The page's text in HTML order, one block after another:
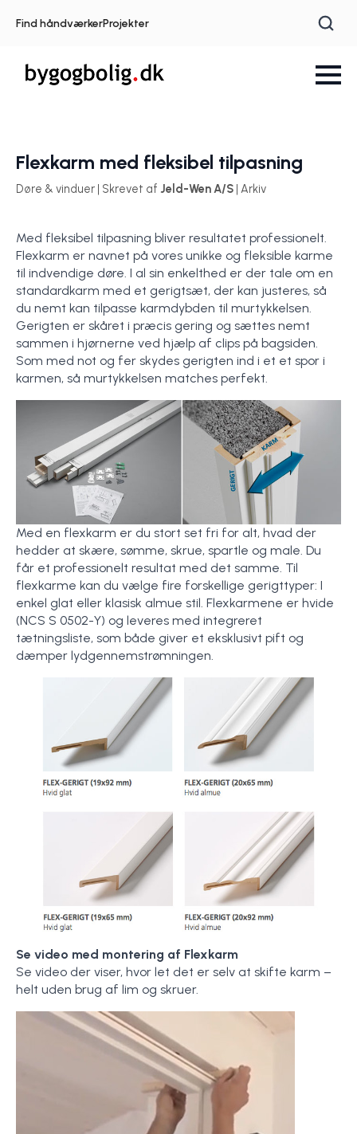
Find håndværkerProjekter
Flexkarm med fleksibel tilpasning
Døre & vinduer | Skrevet af Jeld-Wen A/S | Arkiv
Med fleksibel tilpasning bliver resultatet professionelt.
Flexkarm er navnet på vores unikke og fleksible karme
til indvendige døre. I al sin enkelthed er der tale om en
standardkarm med et gerigtsæt, der kan justeres, så
du nemt kan tilpasse karmdybden til murtykkelsen.
Gerigten er skåret i præcis gering og sættes nemt
sammen i hjørnerne ved hjælp af clips på bagsiden.
Som med not og fer skydes gerigten ind i et et spor i
karmen, så murtykkelsen matches perfekt.
Med en flexkarm er du stort set fri for alt, hvad der
hedder at skære, sømme, skrue, spartle og male. Du
får et professionelt resultat med det samme. Til
flexkarme kan du vælge fire forskellige gerigttyper: I
enkel glat eller klasisk almue stil. Flexkarmene er hvide
(NCS S 0502-Y) og leveres med integreret
tætningsliste, som både giver et eksklusivt pift og
dæmper lydgennemstrømningen.
Se video med montering af Flexkarm
Se video der viser, hvor let det er selv at skifte karm –
helt uden brug af lim og skruer.